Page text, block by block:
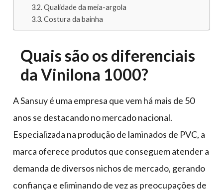
Qualidade da meia-argola
Costura da bainha
Quais são os diferenciais
da Vinilona 1000?
A Sansuy é uma empresa que vem há mais de 50
anos se destacando no mercado nacional.
Especializada na produção de laminados de PVC, a
marca oferece produtos que conseguem atender a
demanda de diversos nichos de mercado, gerando
confiança e eliminando de vez as preocupações de